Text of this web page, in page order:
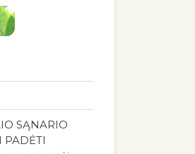
SĄNARIO
PADĖTI